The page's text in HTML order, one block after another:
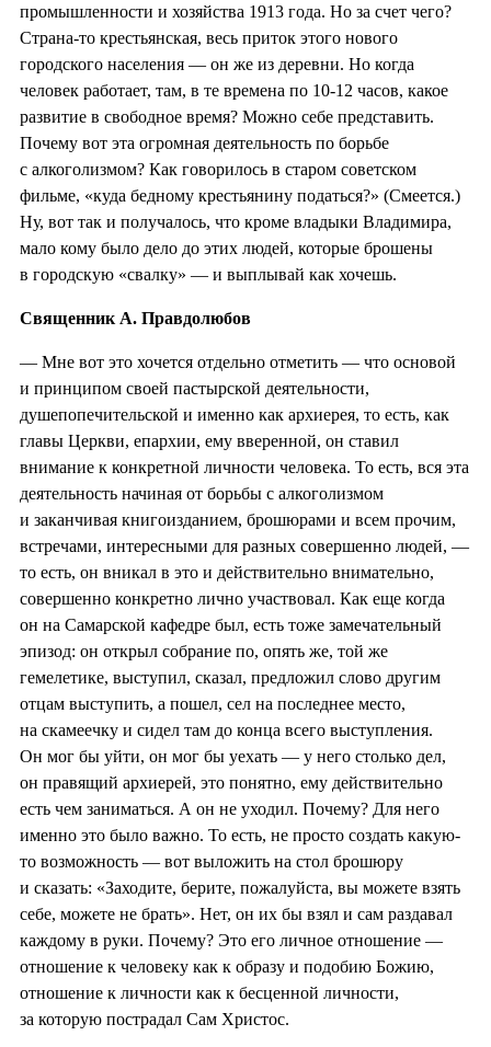
промышленности и хозяйства 1913 года. Но за счет чего?
Страна-то крестьянская, весь приток этого нового
городского населения — он же из деревни. Но когда
человек работает, там, в те времена по 10-12 часов, какое
развитие в свободное время? Можно себе представить.
Почему вот эта огромная деятельность по борьбе
с алкоголизмом? Как говорилось в старом советском
фильме, «куда бедному крестьянину податься?» (Смеется.)
Ну, вот так и получалось, что кроме владыки Владимира,
мало кому было дело до этих людей, которые брошены
в городскую «свалку» — и выплывай как хочешь.
Священник А. Правдолюбов
— Мне вот это хочется отдельно отметить — что основой
и принципом своей пастырской деятельности,
душепопечительской и именно как архиерея, то есть, как
главы Церкви, епархии, ему вверенной, он ставил
внимание к конкретной личности человека. То есть, вся эта
деятельность начиная от борьбы с алкоголизмом
и заканчивая книгоизданием, брошюрами и всем прочим,
встречами, интересными для разных совершенно людей, —
то есть, он вникал в это и действительно внимательно,
совершенно конкретно лично участвовал. Как еще когда
он на Самарской кафедре был, есть тоже замечательный
эпизод: он открыл собрание по, опять же, той же
гемелетике, выступил, сказал, предложил слово другим
отцам выступить, а пошел, сел на последнее место,
на скамеечку и сидел там до конца всего выступления.
Он мог бы уйти, он мог бы уехать — у него столько дел,
он правящий архиерей, это понятно, ему действительно
есть чем заниматься. А он не уходил. Почему? Для него
именно это было важно. То есть, не просто создать какую-
то возможность — вот выложить на стол брошюру
и сказать: «Заходите, берите, пожалуйста, вы можете взять
себе, можете не брать». Нет, он их бы взял и сам раздавал
каждому в руки. Почему? Это его личное отношение —
отношение к человеку как к образу и подобию Божию,
отношение к личности как к бесценной личности,
за которую пострадал Сам Христос.